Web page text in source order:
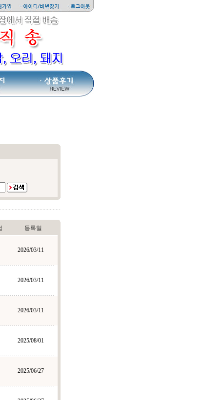
등록일
2026/03/11
2026/03/11
2026/03/11
2025/08/01
2025/06/27